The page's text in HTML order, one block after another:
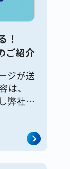
！
ご紹介
ジが送
は、
弊社の